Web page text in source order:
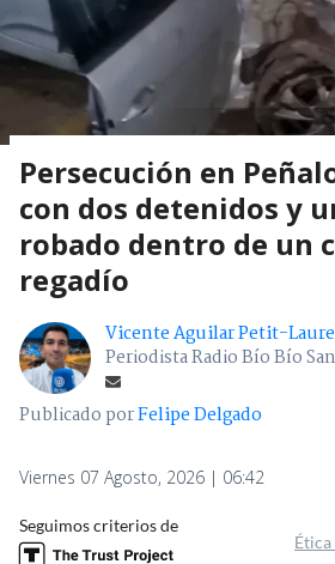
Persecución en
con dos detenidos y
robado dentro de un
regadío
Vicente Aguilar Petit-
Periodista Radio Bío Bío
Publicado porFelipe Delgado
Viernes 07 Agosto, 2026 | 06:42
Seguimos criterios de
Ética